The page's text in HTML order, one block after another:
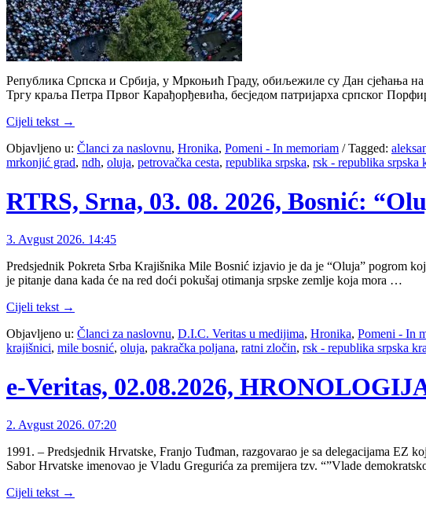
Република Српска и Србија, у Мркоњић Граду, обиљежиле су Дан сјећања на
Тргу краља Петра Првог Карађорђевића, бесједом патријарха српског
Cijeli tekst →
Objavljeno u: Članci za naslovnu, Hronika, Pomeni - In memoriam /Tagged:
mrkonjić grad, ndh, oluja, petrovačka cesta, republika srpska, rsk - republika srpska
RTRS, Srna, 03. 08. 2026, Bosnić:
3. Avgust 2026. 14:45
Predsjednik Pokreta Srba Krajišnika Mile Bosnić izjavio je da je “Oluja” pogrom
je pitanje dana kada će na red doći pokušaj otimanja srpske zemlje koja mora …
Cijeli tekst →
Objavljeno u: Članci za naslovnu, D.I.C. Veritas u medijima, Hronika, Pomeni - In
krajišnici, mile bosnić, oluja, pakračka poljana, ratni zločin, rsk - republika srpska
e-Veritas, 02.08.2026,
2. Avgust 2026. 07:20
1991. – Predsjednik Hrvatske, Franjo Tuđman, razgovarao je sa delegacijama
Sabor Hrvatske imenovao je Vladu Gregurića za premijera tzv. “”Vlade
Cijeli tekst →